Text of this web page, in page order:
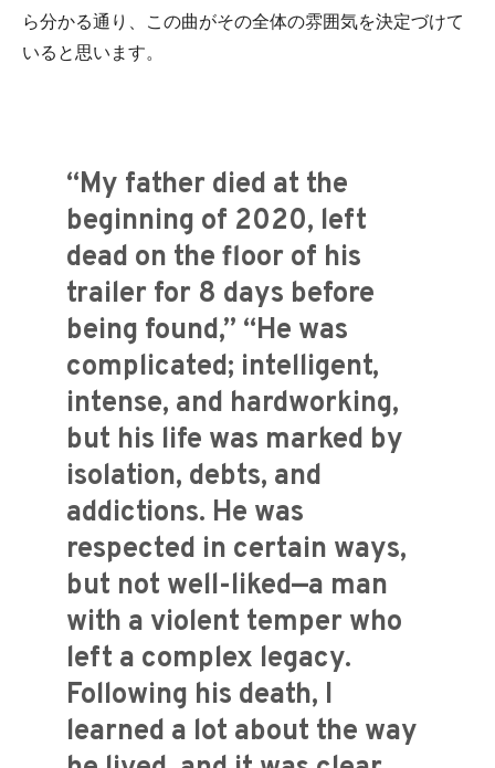
ら分かる通り、この曲がその全体の雰囲気を決定づけて
いると思います。
“My father died at the
beginning of 2020, left
dead on the floor of his
trailer for 8 days before
being found,” “He was
complicated; intelligent,
intense, and hardworking,
but his life was marked by
isolation, debts, and
addictions. He was
respected in certain ways,
but not well-liked—a man
with a violent temper who
left a complex legacy.
Following his death, I
learned a lot about the way